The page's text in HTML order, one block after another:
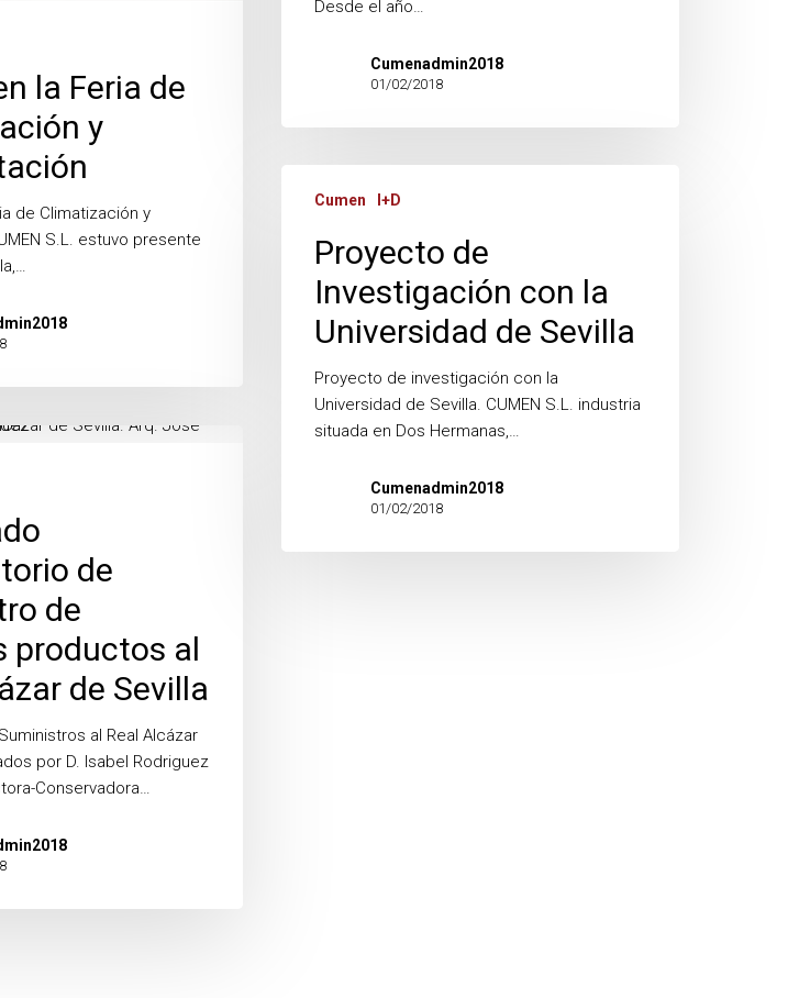
la Feria de
y
de Climatización y
S.L. estuvo presente
Desde el año…
Cumenadmin2018
01/02/2018
Universidad
Cumen I+D
Proyecto de
Investigación con la
Universidad de Sevilla
Proyecto de investigación con la
Universidad de Sevilla. CUMEN S.L. industria
situada en Dos Hermanas,…
Cumenadmin2018
01/02/2018
de
de
productos al
de Sevilla
al Real Alcázar
por D. Isabel Rodriguez
Conservadora…